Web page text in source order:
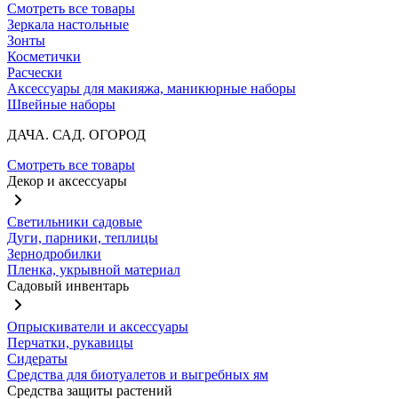
Смотреть все товары
Зеркала настольные
Зонты
Косметички
Расчески
Аксессуары для макияжа, маникюрные наборы
Швейные наборы
ДАЧА. САД. ОГОРОД
Смотреть все товары
Декор и аксессуары
Светильники садовые
Дуги, парники, теплицы
Зернодробилки
Пленка, укрывной материал
Садовый инвентарь
Опрыскиватели и аксессуары
Перчатки, рукавицы
Сидераты
Средства для биотуалетов и выгребных ям
Средства защиты растений